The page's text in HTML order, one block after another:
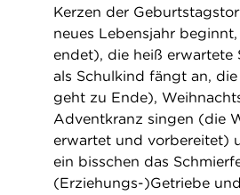
Kerzen der
neues Lebensjahr
endet), die heiß erwartete
als Schulkind fängt an,
geht zu Ende),
Adventkranz singen (die
erwartet und vorbereitet)
ein bisschen das
(Erziehungs-)Getriebe